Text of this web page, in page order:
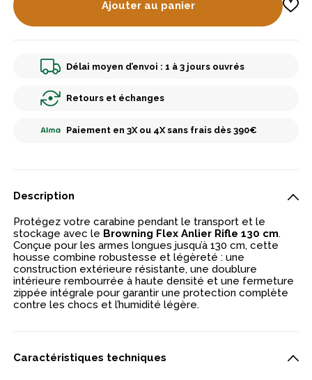
Ajouter au panier
Délai moyen d’envoi : 1 à 3 jours ouvrés
Retours et échanges
Paiement en 3X ou 4X sans frais dès 390€
Description
Protégez votre carabine pendant le transport et le
stockage avec le Browning Flex Anlier Rifle 130 cm.
Conçue pour les armes longues jusqu’à 130 cm, cette
housse combine robustesse et légèreté : une
construction extérieure résistante, une doublure
intérieure rembourrée à haute densité et une fermeture
zippée intégrale pour garantir une protection complète
contre les chocs et l’humidité légère.
Caractéristiques techniques